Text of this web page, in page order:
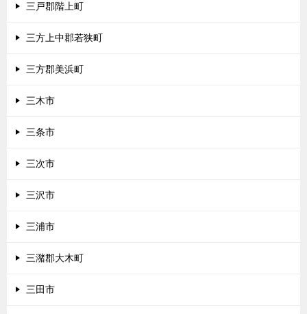
三戸郡階上町
三方上中郡若狭町
三方郡美浜町
三木市
三条市
三次市
三沢市
三浦市
三潴郡大木町
三田市